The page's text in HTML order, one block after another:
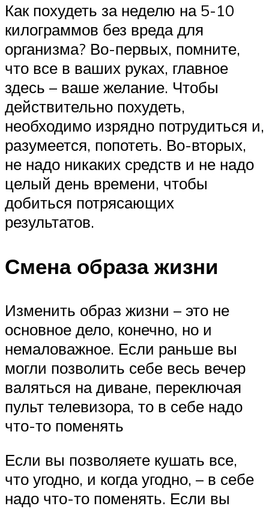
Как похудеть за неделю на 5-10
килограммов без вреда для
организма? Во-первых, помните,
что все в ваших руках, главное
здесь – ваше желание. Чтобы
действительно похудеть,
необходимо изрядно потрудиться и,
разумеется, попотеть. Во-вторых,
не надо никаких средств и не надо
целый день времени, чтобы
добиться потрясающих
результатов.
Смена образа жизни
Изменить образ жизни – это не
основное дело, конечно, но и
немаловажное. Если раньше вы
могли позволить себе весь вечер
валяться на диване, переключая
пульт телевизора, то в себе надо
что-то поменять
Если вы позволяете кушать все,
что угодно, и когда угодно, – в себе
надо что-то поменять. Если вы